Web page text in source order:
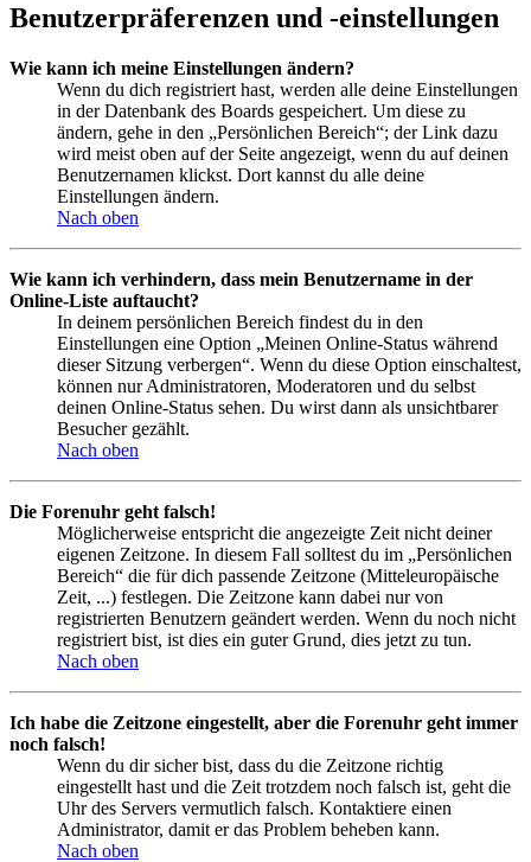
Benutzerpräferenzen und -einstellungen
Wie kann ich meine Einstellungen ändern?
Wenn du dich registriert hast, werden alle deine Einstellungen
in der Datenbank des Boards gespeichert. Um diese zu
ändern, gehe in den „Persönlichen Bereich“; der Link dazu
wird meist oben auf der Seite angezeigt, wenn du auf deinen
Benutzernamen klickst. Dort kannst du alle deine
Einstellungen ändern.
Nach oben
Wie kann ich verhindern, dass mein Benutzername in der
Online-Liste auftaucht?
In deinem persönlichen Bereich findest du in den
Einstellungen eine Option „Meinen Online-Status während
dieser Sitzung verbergen“. Wenn du diese Option einschaltest,
können nur Administratoren, Moderatoren und du selbst
deinen Online-Status sehen. Du wirst dann als unsichtbarer
Besucher gezählt.
Nach oben
Die Forenuhr geht falsch!
Möglicherweise entspricht die angezeigte Zeit nicht deiner
eigenen Zeitzone. In diesem Fall solltest du im „Persönlichen
Bereich“ die für dich passende Zeitzone (Mitteleuropäische
Zeit, ...) festlegen. Die Zeitzone kann dabei nur von
registrierten Benutzern geändert werden. Wenn du noch nicht
registriert bist, ist dies ein guter Grund, dies jetzt zu tun.
Nach oben
Ich habe die Zeitzone eingestellt, aber die Forenuhr geht immer
noch falsch!
Wenn du dir sicher bist, dass du die Zeitzone richtig
eingestellt hast und die Zeit trotzdem noch falsch ist, geht die
Uhr des Servers vermutlich falsch. Kontaktiere einen
Administrator, damit er das Problem beheben kann.
Nach oben